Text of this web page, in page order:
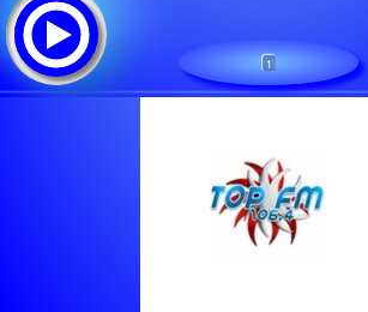
Lista de canciones:
1